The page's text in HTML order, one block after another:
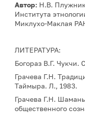
Автор: Н.В.
Института
Миклухо-Маклая
ЛИТЕРАТУРА:
Богораз В.Г. Чукчи.
Грачева Г.Н.
Таймыра. Л., 1983.
Грачева Г.Н.
общественного